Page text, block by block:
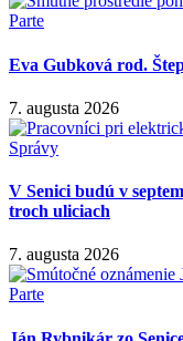
Parte
Eva Gubková rod.
7. augusta 2026
Správy
V Senici budú v
troch uliciach
7. augusta 2026
Parte